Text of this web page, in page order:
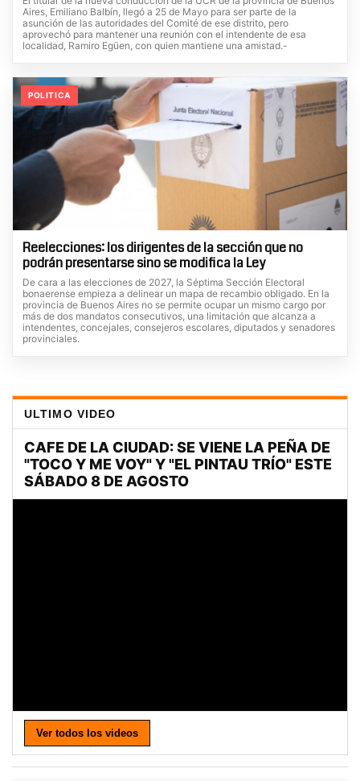
Aires, Emiliano Balbín, llegó a 25 de Mayo para ser parte de la
asunción de las autoridades del Comité de ese distrito, pero
aprovechó para mantener una reunión con el intendente de esa
localidad, Ramiro Egüen, con quien mantiene una amistad.-
POLITICA
Reelecciones: los dirigentes de la sección que no
podrán presentarse sino se modifica la Ley
De cara a las elecciones de 2027, la Séptima Sección Electoral
bonaerense empieza a delinear un mapa de recambio obligado. En la
provincia de Buenos Aires no se permite ocupar un mismo cargo por
más de dos mandatos consecutivos, una limitación que alcanza a
intendentes, concejales, consejeros escolares, diputados y senadores
provinciales.
ULTIMO VIDEO
Ver todos los videos